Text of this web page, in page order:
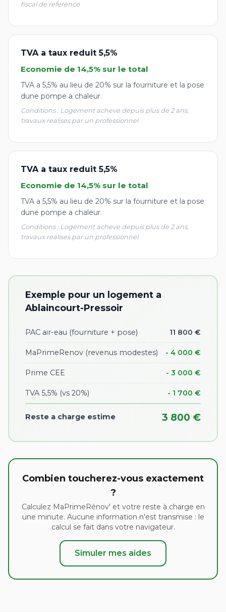
fiscal de reference
TVA a taux reduit 5,5%
Economie de 14,5% sur le total
TVA a 5,5% au lieu de 20% sur la fourniture et la pose
dune pompe a chaleur.
Conditions : Logement acheve depuis plus de 2 ans,
travaux realises par un professionnel
TVA a taux reduit 5,5%
Economie de 14,5% sur le total
TVA a 5,5% au lieu de 20% sur la fourniture et la pose
dune pompe a chaleur.
Conditions : Logement acheve depuis plus de 2 ans,
travaux realises par un professionnel
Exemple pour un logement a
Ablaincourt-Pressoir
PAC air-eau (fourniture + pose) 11 800 €
MaPrimeRenov (revenus modestes) - 4 000 €
Prime CEE - 3 000 €
TVA 5,5% (vs 20%) - 1 700 €
Reste a charge estime 3 800 €
Combien toucherez-vous exactement
?
Calculez MaPrimeRénov' et votre reste à charge en
une minute. Aucune information n'est transmise : le
calcul se fait dans votre navigateur.
Simuler mes aides